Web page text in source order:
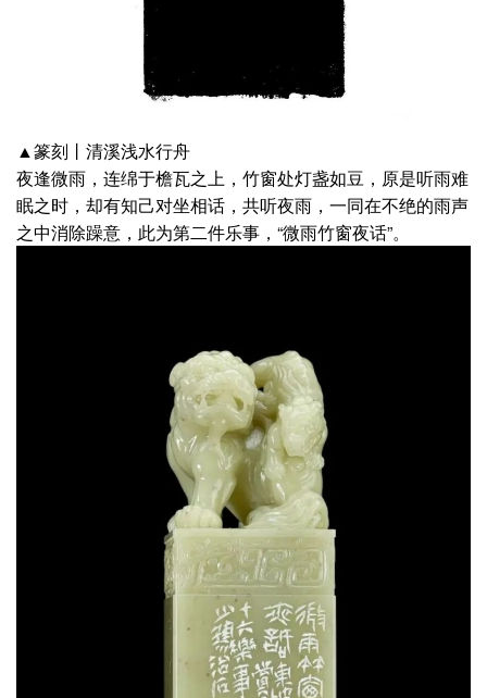
▲篆刻丨清溪浅水行舟
夜逢微雨，连绵于檐瓦之上，竹窗处灯盏如豆，原是听雨难
眠之时，却有知己对坐相话，共听夜雨，一同在不绝的雨声
之中消除躁意，此为第二件乐事，“微雨竹窗夜话”。